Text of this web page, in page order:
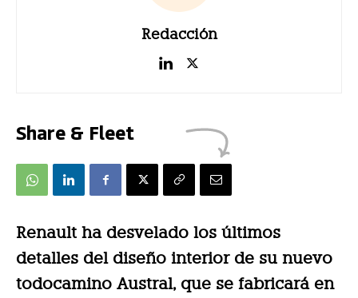
Redacción
Share & Fleet
Renault ha desvelado los últimos
detalles del diseño interior de su nuevo
todocamino Austral, que se fabricará en